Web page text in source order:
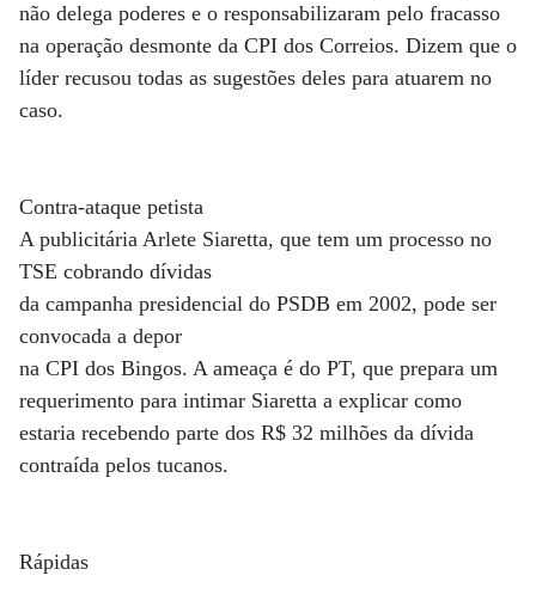
não delega poderes e o responsabilizaram pelo fracasso
na operação desmonte da CPI dos Correios. Dizem que o
líder recusou todas as sugestões deles para atuarem no
caso.
Contra-ataque petista
A publicitária Arlete Siaretta, que tem um processo no
TSE cobrando dívidas
da campanha presidencial do PSDB em 2002, pode ser
convocada a depor
na CPI dos Bingos. A ameaça é do PT, que prepara um
requerimento para intimar Siaretta a explicar como
estaria recebendo parte dos R$ 32 milhões da dívida
contraída pelos tucanos.
Rápidas